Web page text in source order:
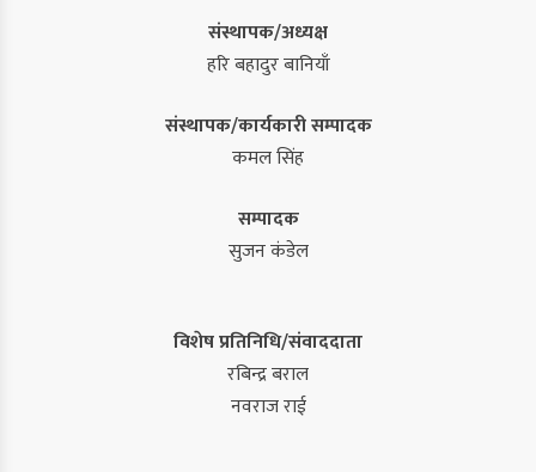
संस्थापक/अध्यक्ष
हरि बहादुर बानियाँ
संस्थापक/कार्यकारी सम्पादक
कमल सिंह
सम्पादक
सुजन कंडेल
विशेष प्रतिनिधि/संवाददाता
रबिन्द्र बराल
नवराज राई